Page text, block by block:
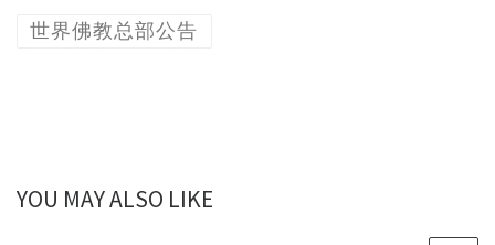
世界佛教总部公告
YOU MAY ALSO LIKE